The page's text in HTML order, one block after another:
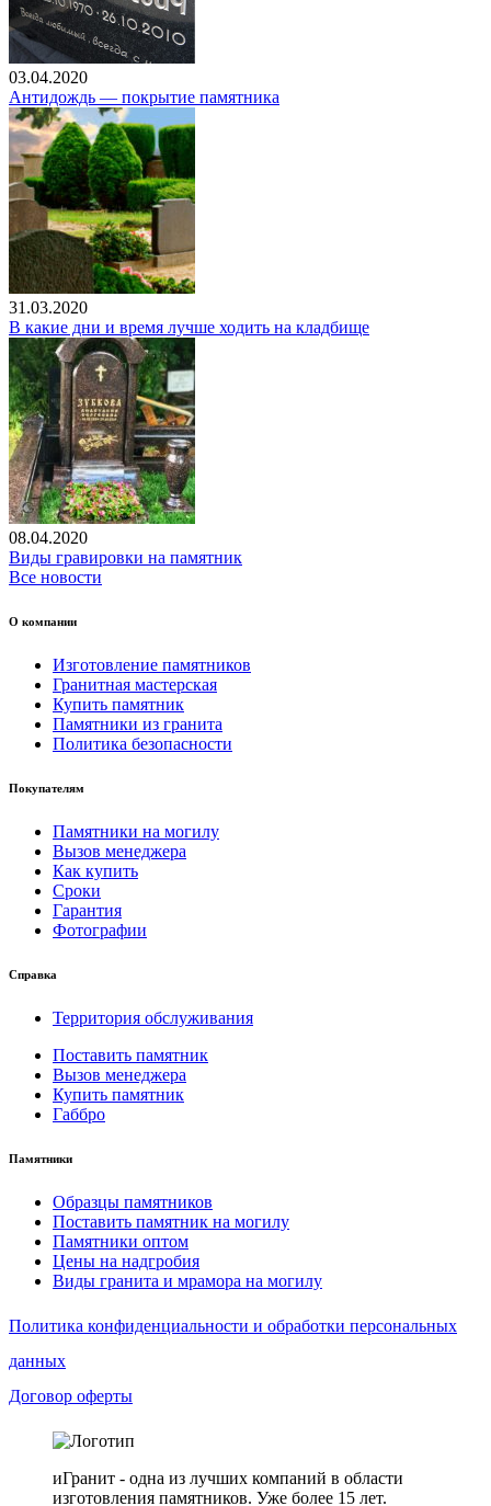
03.04.2020
Антидождь — покрытие памятника
31.03.2020
В какие дни и время лучше ходить на кладбище
08.04.2020
Виды гравировки на памятник
Все новости
О компании
Изготовление памятников
Гранитная мастерская
Купить памятник
Памятники из гранита
Политика безопасности
Покупателям
Памятники на могилу
Вызов менеджера
Как купить
Сроки
Гарантия
Фотографии
Справка
Территория обслуживания
Поставить памятник
Вызов менеджера
Купить памятник
Габбро
Памятники
Образцы памятников
Поставить памятник на могилу
Памятники оптом
Цены на надгробия
Виды гранита и мрамора на могилу
Политика конфиденциальности и обработки персональных
данных
Договор оферты
иГранит - одна из лучших компаний в области
изготовления памятников. Уже более 15 лет.